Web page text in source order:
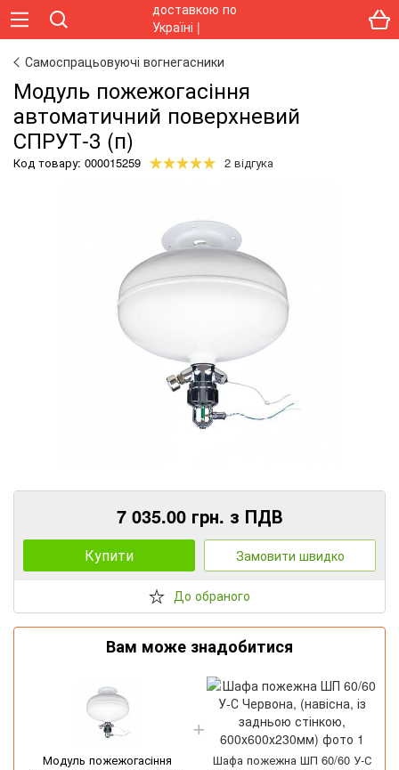
Самоспрацьовуючі вогнегасники
Модуль пожежогасіння
автоматичний поверхневий
СПРУТ-3 (п)
Код товару: 000015259 2 відгука
7 035.00 грн. з ПДВ
Купити Замовити швидко
До обраного
Вам може знадобитися
Модуль пожежогасіння
Шафа пожежна ШП 60/60 У-С